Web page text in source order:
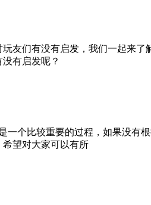
友们有没有启发，我们一起来
有启发呢？
个比较重要的过程，如果没
望对大家可以有所